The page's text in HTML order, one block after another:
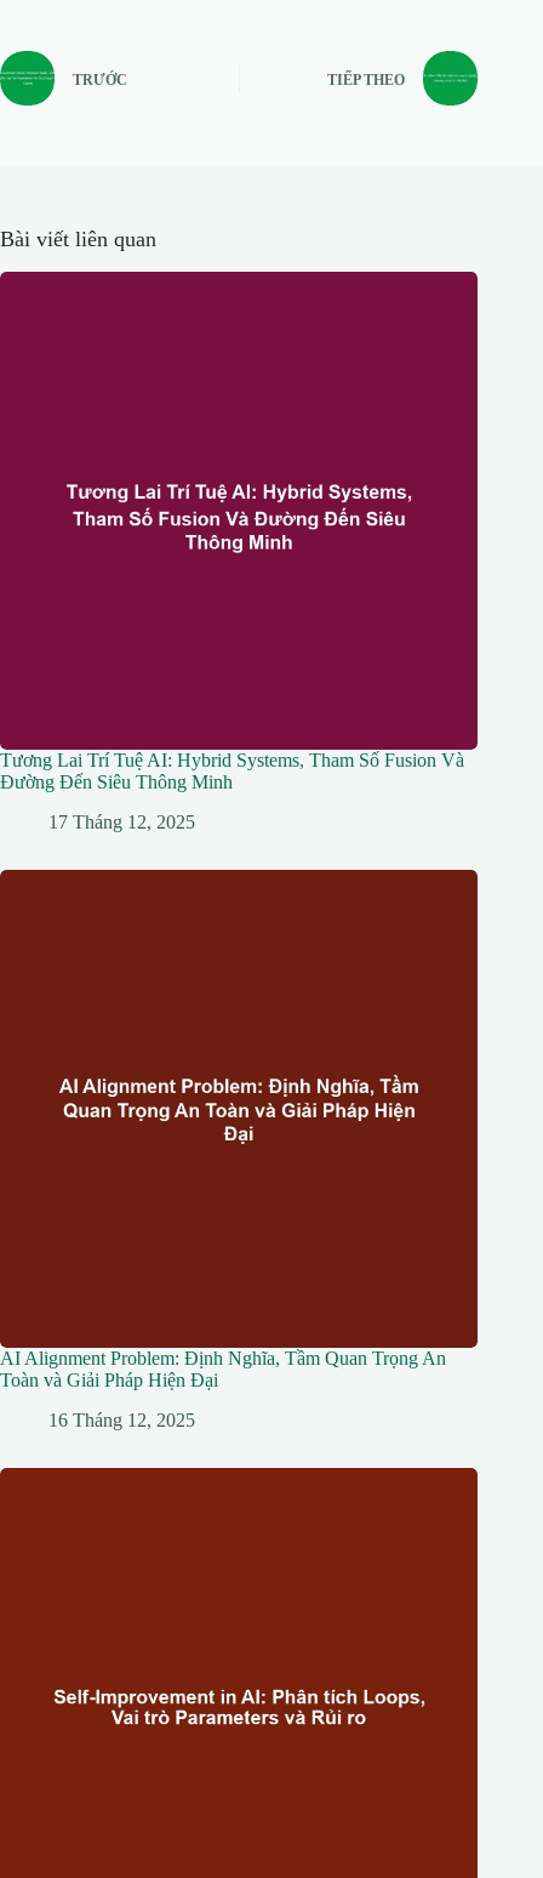
TRƯỚC TIẾP THEO
Bài viết liên quan
Tương Lai Trí Tuệ AI: Hybrid Systems, Tham Số Fusion Và
Đường Đến Siêu Thông Minh
17 Tháng 12, 2025
AI Alignment Problem: Định Nghĩa, Tầm Quan Trọng An
Toàn và Giải Pháp Hiện Đại
16 Tháng 12, 2025